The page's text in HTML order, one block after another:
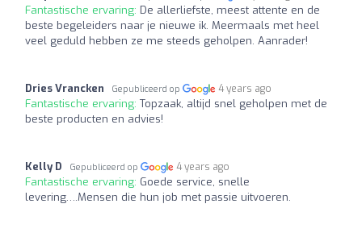
Fantastische ervaring: De allerliefste, meest attente en de
beste begeleiders naar je nieuwe ik. Meermaals met heel
veel geduld hebben ze me steeds geholpen. Aanrader!
Dries Vrancken Gepubliceerd op 4 years ago
Fantastische ervaring: Topzaak, altijd snel geholpen met de
beste producten en advies!
Kelly D Gepubliceerd op 4 years ago
Fantastische ervaring: Goede service, snelle
levering….Mensen die hun job met passie uitvoeren.